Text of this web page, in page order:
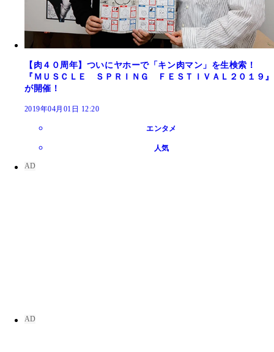
【肉４０周年】ついにヤホーで「キン肉マン」を生検索！
『ＭＵＳＣＬＥ ＳＰＲＩＮＧ ＦＥＳＴＩＶＡＬ２０１９』
が開催！
2019年04月01日 12:20
エンタメ
人気